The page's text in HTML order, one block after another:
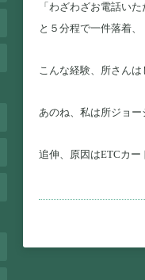
「わざわざお電話い
と５分程で一件落着、
こんな経験、所さん
あのね、私は所ジョ
追伸、原因はETCカー